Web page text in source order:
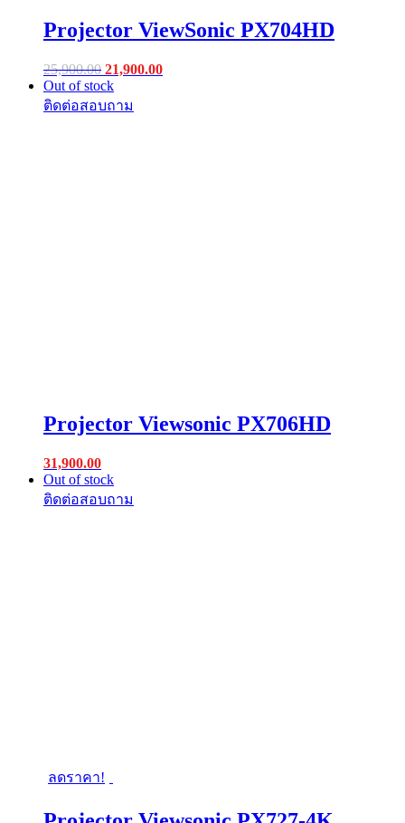
Projector ViewSonic PX704HD
25,900.00 Original
price
was:
21,900.00Current
Out of stock
Projector Viewsonic PX706HD
31,900.00
Out of stock
ลดราคา!